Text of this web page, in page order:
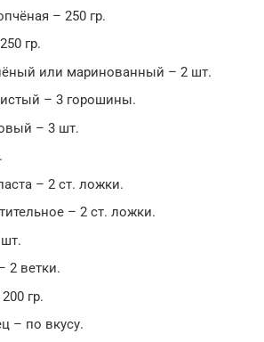
– 250 гр.
гр.
или маринованный – 2 шт.
– 3 горошины.
– 3 шт.
– 2 ст. ложки.
– 2 ст. ложки.
2 ветки.
гр.
– по вкусу.